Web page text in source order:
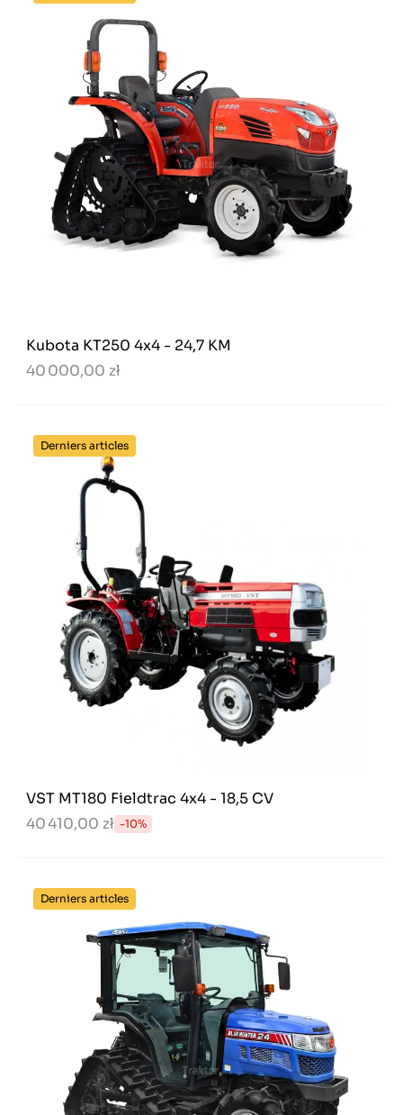
Kubota KT250 4x4 - 24,7 KM
40 000,00 zł
Derniers articles
VST MT180 Fieldtrac 4x4 - 18,5 CV
40 410,00 zł -10%
Derniers articles